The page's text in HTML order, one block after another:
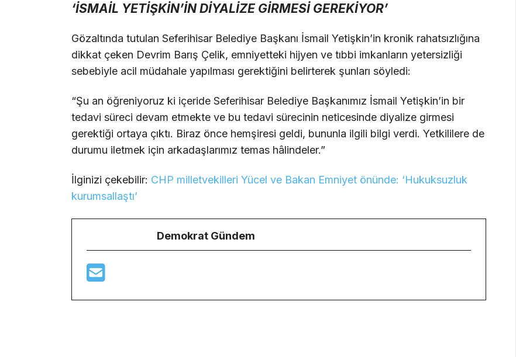
‘İSMAİL YETİŞKİN’İN DİYALİZE GİRMESİ GEREKİYOR’
Gözaltında tutulan Seferihisar Belediye Başkanı İsmail Yetişkin’in kronik rahatsızlığına
dikkat çeken Devrim Barış Çelik, emniyetteki hijyen ve tıbbi imkanların yetersizliği
sebebiyle acil müdahale yapılması gerektiğini belirterek şunları söyledi:
“Şu an öğreniyoruz ki içeride Seferihisar Belediye Başkanımız İsmail Yetişkin’in bir
tedavi süreci devam etmekte ve bu tedavi sürecinin neticesinde diyalize girmesi
gerektiği ortaya çıktı. Biraz önce hemşiresi geldi, bununla ilgili bilgi verdi. Yetkililere de
durumu iletmek için arkadaşlarımız temas hâlindeler.”
İlginizi çekebilir: CHP milletvekilleri Yücel ve Bakan Emniyet önünde: ‘Hukuksuzluk
kurumsallaştı’
Demokrat Gündem